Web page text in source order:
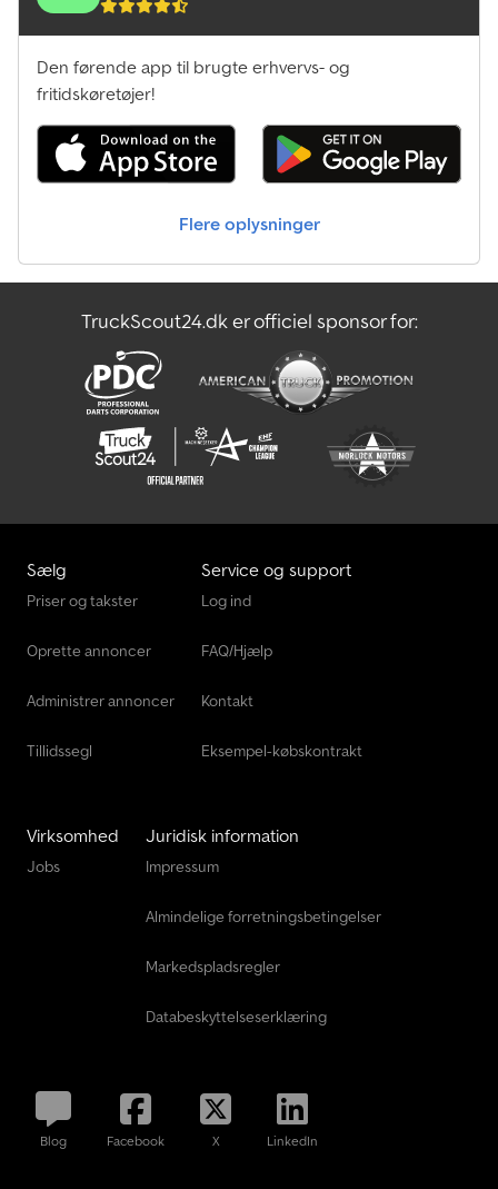
Den førende app til brugte erhvervs- og
fritidskøretøjer!
Flere oplysninger
TruckScout24.dk er officiel sponsor for:
Sælg
Priser og takster
Oprette annoncer
Administrer annoncer
Tillidssegl
Service og support
Log ind
FAQ/Hjælp
Kontakt
Eksempel-købskontrakt
Virksomhed
Jobs
Juridisk information
Impressum
Almindelige forretningsbetingelser
Markedspladsregler
Databeskyttelseserklæring
Blog Facebook X LinkedIn